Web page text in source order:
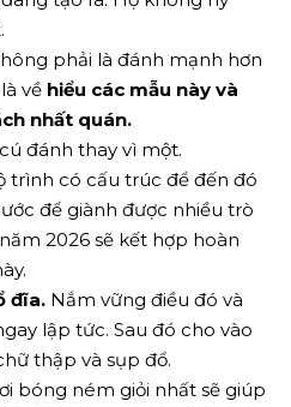
phải là đánh mạnh hơn
về hiểu các mẫu này và
nhất quán.
đánh thay vì một.
trình có cấu trúc để đến đó
để giành được nhiều trò
2026 sẽ kết hợp hoàn
đĩa. Nắm vững điều đó và
lập tức. Sau đó cho vào
thập và sụp đổ.
bóng ném giỏi nhất sẽ giúp